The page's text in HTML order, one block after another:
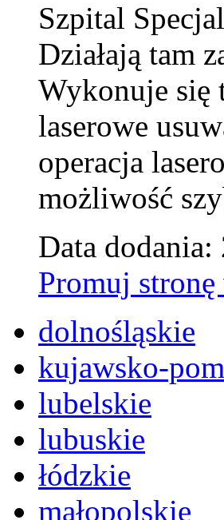
Szpital
Działają tam
Wykonuje się
laserowe
operacja
możliwość
Data
Promuj
dolnośląskie
kujawsko-
lubelskie
lubuskie
łódzkie
małopolskie